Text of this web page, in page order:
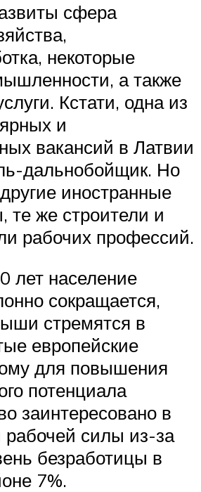
сфера
некоторые
а также
Кстати, одна из
и
вакансий в Латвии
дальнобойщик. Но
иностранные
те же строители и
рабочих профессий.
лет население
сокращается,
стремятся в
европейские
для повышения
потенциала
заинтересовано в
рабочей силы из-за
безработицы в
7%.